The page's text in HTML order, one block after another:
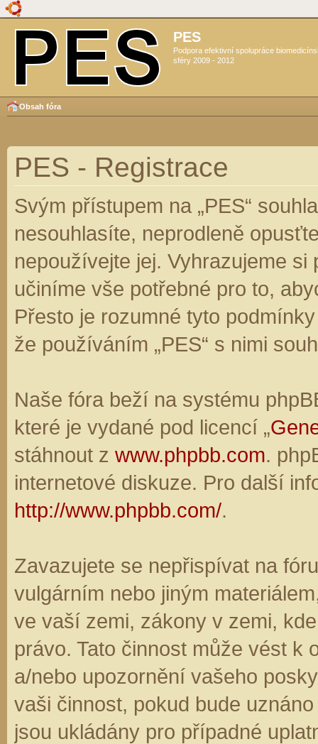
PES
Podpora efektivní spolupráce
sféry 2009 - 2012
Obsah fóra
PES - Registrace
Svým přístupem na „PES“
nesouhlasíte, neprodleně
nepoužívejte jej. Vyhrazujeme
učiníme vše potřebné pro to,
Přesto je rozumné tyto
že používáním „PES“ s nimi
Naše fóra beží na systému
které je vydané pod licencí „
stáhnout z www.phpbb.com.
internetové diskuze. Pro další
http://www.phpbb.com/.
Zavazujete se nepřispívat na
vulgárním nebo jiným
ve vaší zemi, zákony v zemi,
právo. Tato činnost může vést k
a/nebo upozornění vašeho
vaši činnost, pokud bude
jsou ukládány pro případné